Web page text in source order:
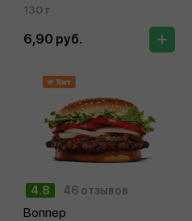
130 г
6,90 руб.
4.8 46 отзывов
Воппер